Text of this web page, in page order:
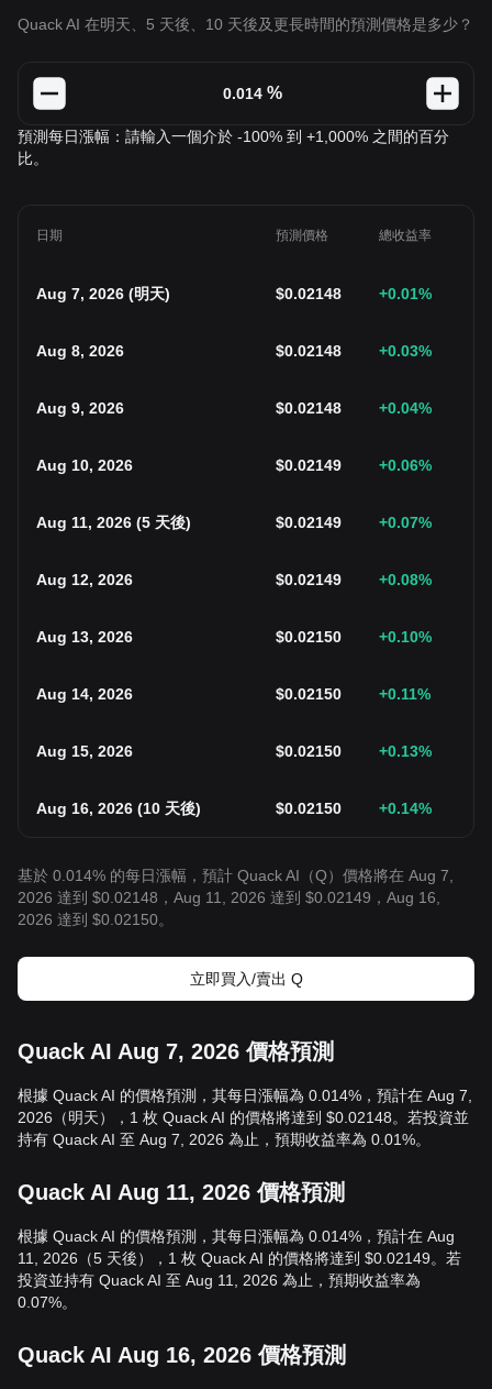
Quack AI 在明天、5 天後、10 天後及更長時間的預測價格是多少？
%
預測每日漲幅：請輸入一個介於 -100% 到 +1,000% 之間的百分
比。
日期 預測價格 總收益率
Aug 7, 2026 (明天) $0.02148 +0.01%
Aug 8, 2026 $0.02148 +0.03%
Aug 9, 2026 $0.02148 +0.04%
Aug 10, 2026 $0.02149 +0.06%
Aug 11, 2026 (5 天後) $0.02149 +0.07%
Aug 12, 2026 $0.02149 +0.08%
Aug 13, 2026 $0.02150 +0.10%
Aug 14, 2026 $0.02150 +0.11%
Aug 15, 2026 $0.02150 +0.13%
Aug 16, 2026 (10 天後) $0.02150 +0.14%
基於 0.014% 的每日漲幅，預計 Quack AI（Q）價格將在 Aug 7,
2026 達到 $0.02148，Aug 11, 2026 達到 $0.02149，Aug 16,
2026 達到 $0.02150。
立即買入/賣出 Q
Quack AI Aug 7, 2026 價格預測
根據 Quack AI 的價格預測，其每日漲幅為 0.014%，預計在 Aug 7,
2026（明天），1 枚 Quack AI 的價格將達到 $0.02148。若投資並
持有 Quack AI 至 Aug 7, 2026 為止，預期收益率為 0.01%。
Quack AI Aug 11, 2026 價格預測
根據 Quack AI 的價格預測，其每日漲幅為 0.014%，預計在 Aug
11, 2026（5 天後），1 枚 Quack AI 的價格將達到 $0.02149。若
投資並持有 Quack AI 至 Aug 11, 2026 為止，預期收益率為
0.07%。
Quack AI Aug 16, 2026 價格預測